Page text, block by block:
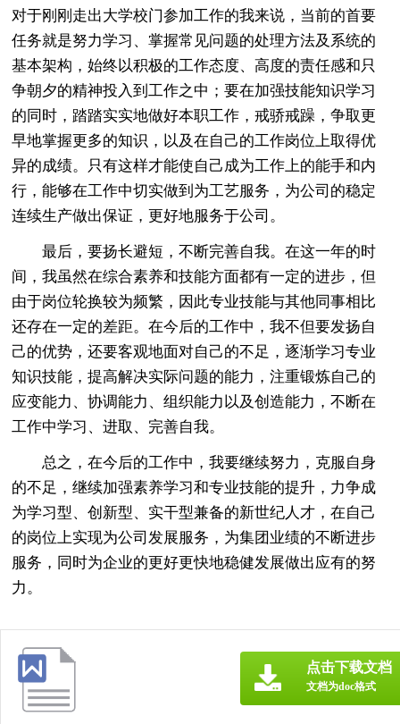
对于刚刚走出大学校门参加工作的我来说，当前的首要
任务就是努力学习、掌握常见问题的处理方法及系统的
基本架构，始终以积极的工作态度、高度的责任感和只
争朝夕的精神投入到工作之中；要在加强技能知识学习
的同时，踏踏实实地做好本职工作，戒骄戒躁，争取更
早地掌握更多的知识，以及在自己的工作岗位上取得优
异的成绩。只有这样才能使自己成为工作上的能手和内
行，能够在工作中切实做到为工艺服务，为公司的稳定
连续生产做出保证，更好地服务于公司。
最后，要扬长避短，不断完善自我。在这一年的时
间，我虽然在综合素养和技能方面都有一定的进步，但
由于岗位轮换较为频繁，因此专业技能与其他同事相比
还存在一定的差距。在今后的工作中，我不但要发扬自
己的优势，还要客观地面对自己的不足，逐渐学习专业
知识技能，提高解决实际问题的能力，注重锻炼自己的
应变能力、协调能力、组织能力以及创造能力，不断在
工作中学习、进取、完善自我。
总之，在今后的工作中，我要继续努力，克服自身
的不足，继续加强素养学习和专业技能的提升，力争成
为学习型、创新型、实干型兼备的新世纪人才，在自己
的岗位上实现为公司发展服务，为集团业绩的不断进步
服务，同时为企业的更好更快地稳健发展做出应有的努
力。
点击下载文档
文档为doc格式